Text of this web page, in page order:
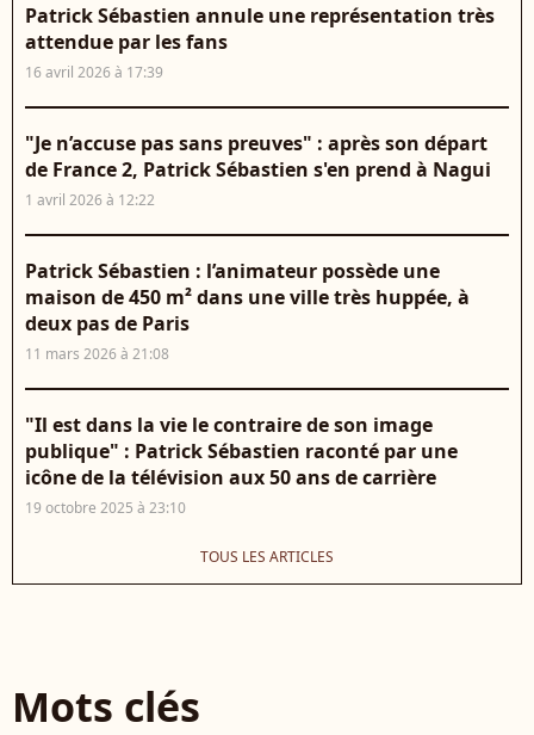
Patrick Sébastien annule une représentation très
attendue par les fans
16 avril 2026 à 17:39
"Je n’accuse pas sans preuves" : après son départ
de France 2, Patrick Sébastien s'en prend à Nagui
1 avril 2026 à 12:22
Patrick Sébastien : l’animateur possède une
maison de 450 m² dans une ville très huppée, à
deux pas de Paris
11 mars 2026 à 21:08
"Il est dans la vie le contraire de son image
publique" : Patrick Sébastien raconté par une
icône de la télévision aux 50 ans de carrière
19 octobre 2025 à 23:10
TOUS LES ARTICLES
Mots clés